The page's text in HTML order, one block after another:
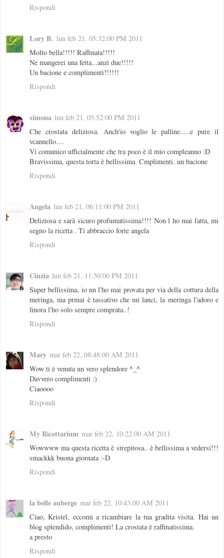
Rispondi
Lory B. lun feb 21, 05:32:00 PM 2011
Molto bella!!!!! Raffinata!!!!!
Ne mangerei una fetta...anzi due!!!!!
Un bacione e complimenti!!!!!!
Rispondi
simona lun feb 21, 05:52:00 PM 2011
Che crostata deliziosa. Anch'io voglio le palline.....e pure il
vcannello....
Vi comunico ufficialmente che tra poco è il mio compleanno :D
Bravissima, questa torta è bellissima. Cmplimenti. un bacione
Rispondi
Angela lun feb 21, 06:11:00 PM 2011
Deliziosa e sarà sicuro profumatissima!!!! Non l ho mai fatta, mi
segno la ricetta . Ti abbraccio forte angela
Rispondi
Cinzia lun feb 21, 11:50:00 PM 2011
Super bellissima, io nn l'ho mai provata per via della cottura della
meringa, ma prmai è tassativo che mi lanci, la meringa l'adoro e
finora l'ho solo sempre comprata..!
Rispondi
Mary mar feb 22, 08:48:00 AM 2011
Wow ti è venuta un vero splendore ^_^
Davvero complimenti :)
Ciaoooo
Rispondi
My Ricettarium mar feb 22, 10:22:00 AM 2011
Wowwww ma questa ricetta è strepitosa.. è bellissima a vedersi!!!
smackkk buona giornata :-D
Rispondi
la belle auberge mar feb 22, 10:43:00 AM 2011
Ciao, Kristel, eccomi a ricambiare la tua gradita visita. Hai un
blog splendido, complimenti! La crostata è raffinatissima.
a presto
Rispondi